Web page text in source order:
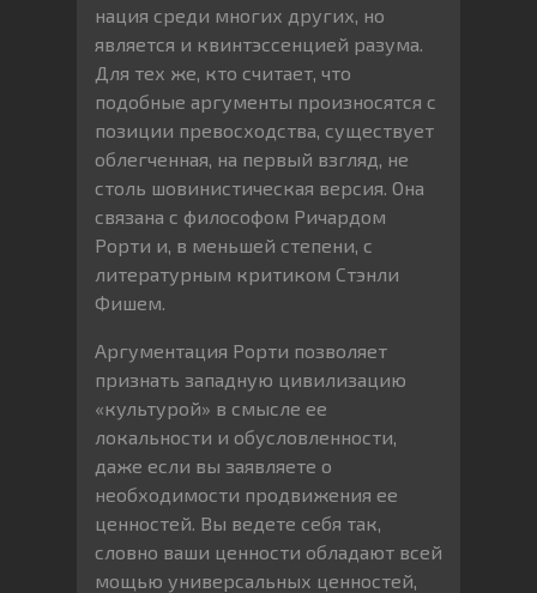
нация среди многих других, но
является и квинтэссенцией разума.
Для тех же, кто считает, что
подобные аргументы произносятся с
позиции превосходства, существует
облегченная, на первый взгляд, не
столь шовинистическая версия. Она
связана с философом Ричардом
Рорти и, в меньшей степени, с
литературным критиком Стэнли
Фишем.
Аргументация Рорти позволяет
признать западную цивилизацию
«культурой» в смысле ее
локальности и обусловленности,
даже если вы заявляете о
необходимости продвижения ее
ценностей. Вы ведете себя так,
словно ваши ценности обладают всей
мощью универсальных ценностей,